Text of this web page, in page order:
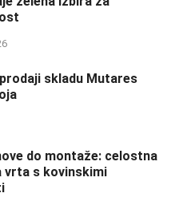
skladu Mutares
do montaže: celostna
vrta s kovinskimi